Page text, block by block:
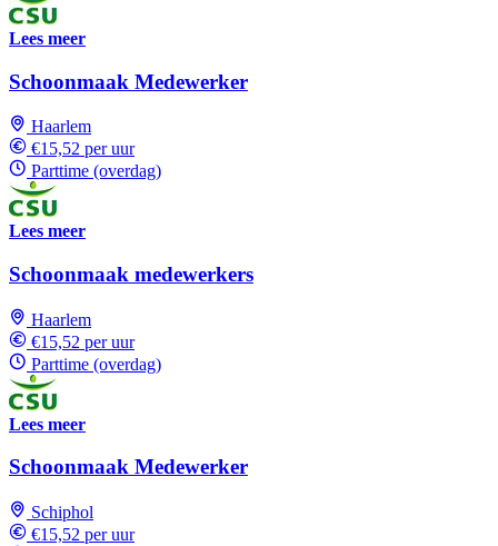
Lees meer
Schoonmaak Medewerker
Haarlem
€15,52 per uur
Parttime (overdag)
Lees meer
Schoonmaak medewerkers
Haarlem
€15,52 per uur
Parttime (overdag)
Lees meer
Schoonmaak Medewerker
Schiphol
€15,52 per uur